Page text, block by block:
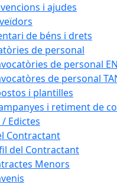
i ajudes
de béns i drets
de personal
de personal
de personal
i plantilles
i retiment de
Edictes
Contractant
del Contractant
Menors